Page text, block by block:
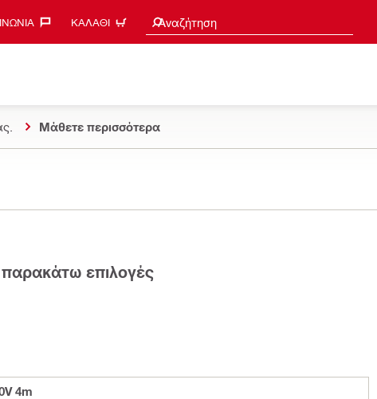
ΚΑΛΆΘΙ Αναζήτηση
Search suggestions
Μάθετε περισσότερα
παρακάτω επιλογές
4m